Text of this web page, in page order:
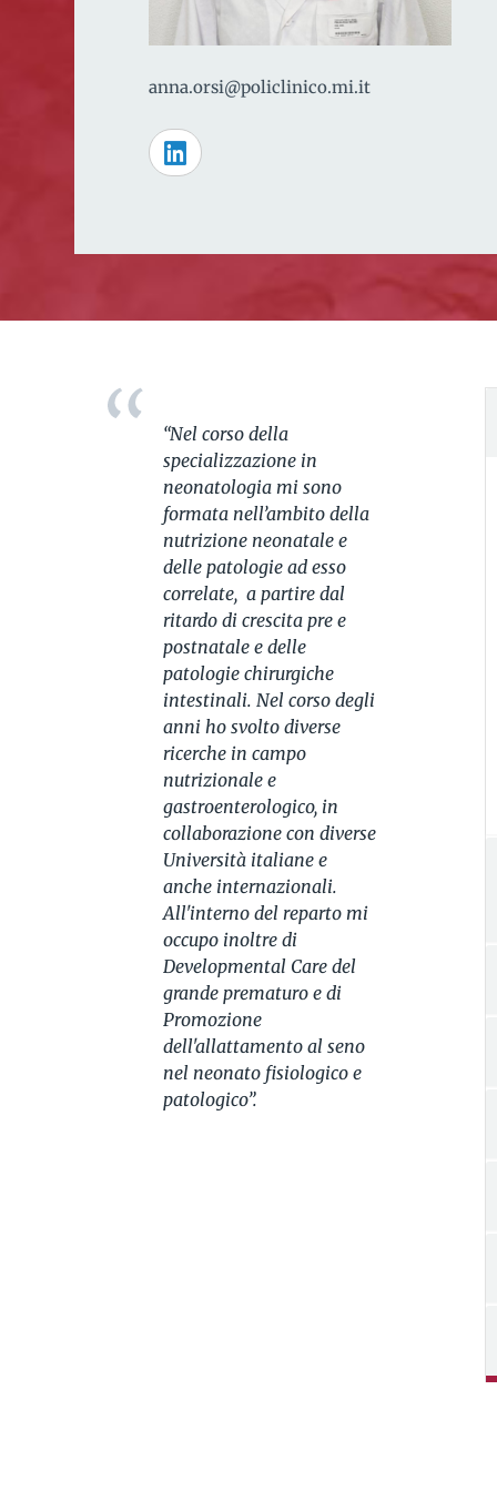
anna.orsi@policlinico.mi.it
“Nel corso della
specializzazione in
neonatologia mi sono
formata nell’ambito della
nutrizione neonatale e
delle patologie ad esso
correlate, a partire dal
ritardo di crescita pre e
postnatale e delle
patologie chirurgiche
intestinali. Nel corso degli
anni ho svolto diverse
ricerche in campo
nutrizionale e
gastroenterologico, in
collaborazione con diverse
Università italiane e
anche internazionali.
All'interno del reparto mi
occupo inoltre di
Developmental Care del
grande prematuro e di
Promozione
dell'allattamento al seno
nel neonato fisiologico e
patologico”.